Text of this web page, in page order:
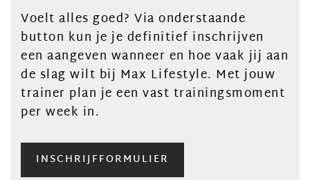
Voelt alles goed? Via onderstaande
button kun je je definitief inschrijven
een aangeven wanneer en hoe vaak jij aan
de slag wilt bij Max Lifestyle. Met jouw
trainer plan je een vast trainingsmoment
per week in.
INSCHRIJFFORMULIER